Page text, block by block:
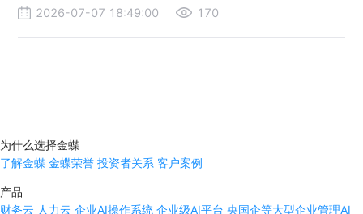
2026-07-07 18:49:00 170
为什么选择金蝶
了解金蝶 金蝶荣誉 投资者关系 客户案例
产品
财务云 人力云 企业AI操作系统 企业级AI平台 央国企等大型企业管理AI